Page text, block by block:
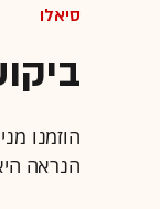
סיאלו
הנראה